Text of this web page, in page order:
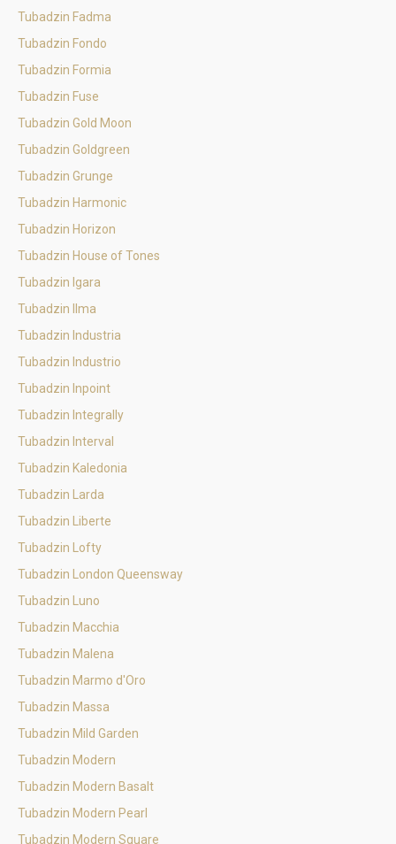
Tubadzin Fadma
Tubadzin Fondo
Tubadzin Formia
Tubadzin Fuse
Tubadzin Gold Moon
Tubadzin Goldgreen
Tubadzin Grunge
Tubadzin Harmonic
Tubadzin Horizon
Tubadzin House of Tones
Tubadzin Igara
Tubadzin Ilma
Tubadzin Industria
Tubadzin Industrio
Tubadzin Inpoint
Tubadzin Integrally
Tubadzin Interval
Tubadzin Kaledonia
Tubadzin Larda
Tubadzin Liberte
Tubadzin Lofty
Tubadzin London Queensway
Tubadzin Luno
Tubadzin Macchia
Tubadzin Malena
Tubadzin Marmo d'Oro
Tubadzin Massa
Tubadzin Mild Garden
Tubadzin Modern
Tubadzin Modern Basalt
Tubadzin Modern Pearl
Tubadzin Modern Square